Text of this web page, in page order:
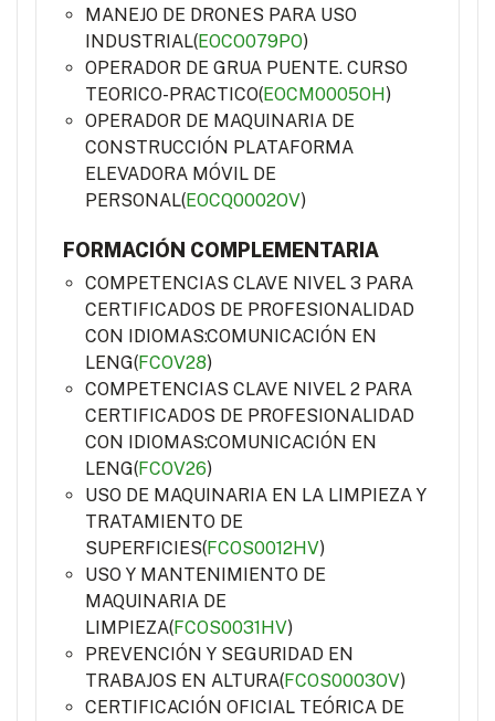
MANEJO DE DRONES PARA USO
INDUSTRIAL(EOCO079PO)
OPERADOR DE GRUA PUENTE. CURSO
TEORICO-PRACTICO(EOCM0005OH)
OPERADOR DE MAQUINARIA DE
CONSTRUCCIÓN PLATAFORMA
ELEVADORA MÓVIL DE
PERSONAL(EOCQ0002OV)
FORMACIÓN COMPLEMENTARIA
COMPETENCIAS CLAVE NIVEL 3 PARA
CERTIFICADOS DE PROFESIONALIDAD
CON IDIOMAS:COMUNICACIÓN EN
LENG(FCOV28)
COMPETENCIAS CLAVE NIVEL 2 PARA
CERTIFICADOS DE PROFESIONALIDAD
CON IDIOMAS:COMUNICACIÓN EN
LENG(FCOV26)
USO DE MAQUINARIA EN LA LIMPIEZA Y
TRATAMIENTO DE
SUPERFICIES(FCOS0012HV)
USO Y MANTENIMIENTO DE
MAQUINARIA DE
LIMPIEZA(FCOS0031HV)
PREVENCIÓN Y SEGURIDAD EN
TRABAJOS EN ALTURA(FCOS0003OV)
CERTIFICACIÓN OFICIAL TEÓRICA DE